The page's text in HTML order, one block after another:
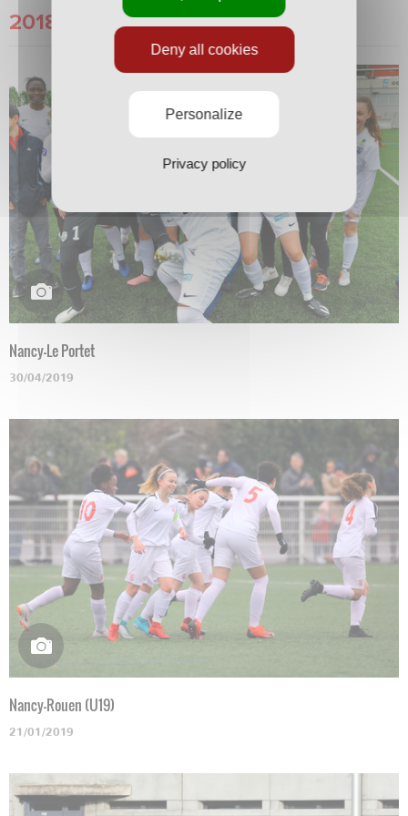
2018/2019
Nancy-Le Portet
30/04/2019
Nancy-Rouen (U19)
21/01/2019
Deny all cookies
Personalize
Privacy policy